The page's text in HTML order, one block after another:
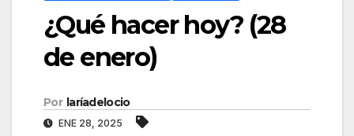
¿Qué hacer hoy? (28
de enero)
Por laríadelocio
ENE 28, 2025